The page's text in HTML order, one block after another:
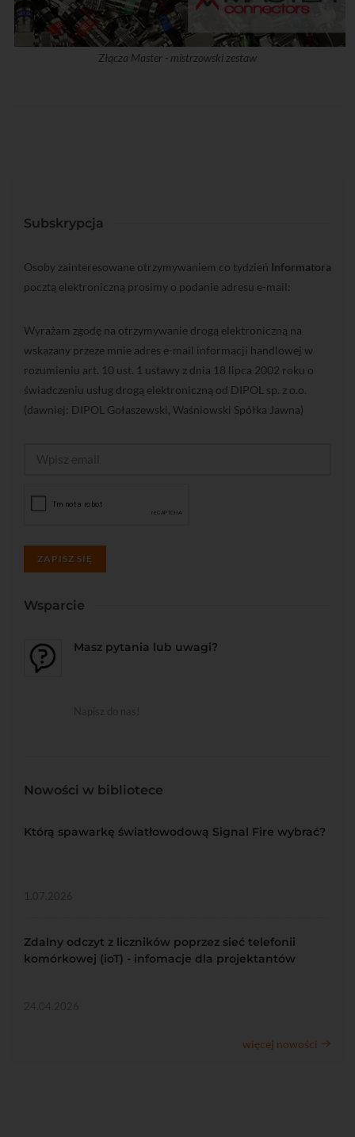
Złącza Master - mistrzowski zestaw
Subskrypcja
Osoby zainteresowane otrzymywaniem co tydzień Informatora
pocztą elektroniczną prosimy o podanie adresu e-mail:
Wyrażam zgodę na otrzymywanie drogą elektroniczną na
wskazany przeze mnie adres e-mail informacji handlowej w
rozumieniu art. 10 ust. 1 ustawy z dnia 18 lipca 2002 roku o
świadczeniu usług drogą elektroniczną od DIPOL sp. z o.o.
(dawniej: DIPOL Gołaszewski, Waśniowski Spółka Jawna)
ZAPISZ SIĘ
Wsparcie
Masz pytania lub uwagi?
Nowości w bibliotece
Którą spawarkę światłowodową Signal Fire wybrać?
Zdalny odczyt z liczników poprzez sieć telefonii
komórkowej (ioT) - infomacje dla projektantów
więcej nowości